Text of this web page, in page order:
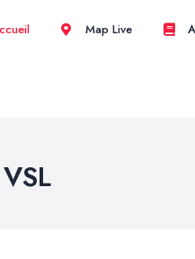
Map Live